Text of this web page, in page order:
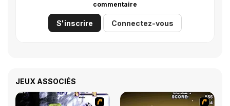
commentaire
S'inscrire Connectez-vous
JEUX ASSOCIÉS